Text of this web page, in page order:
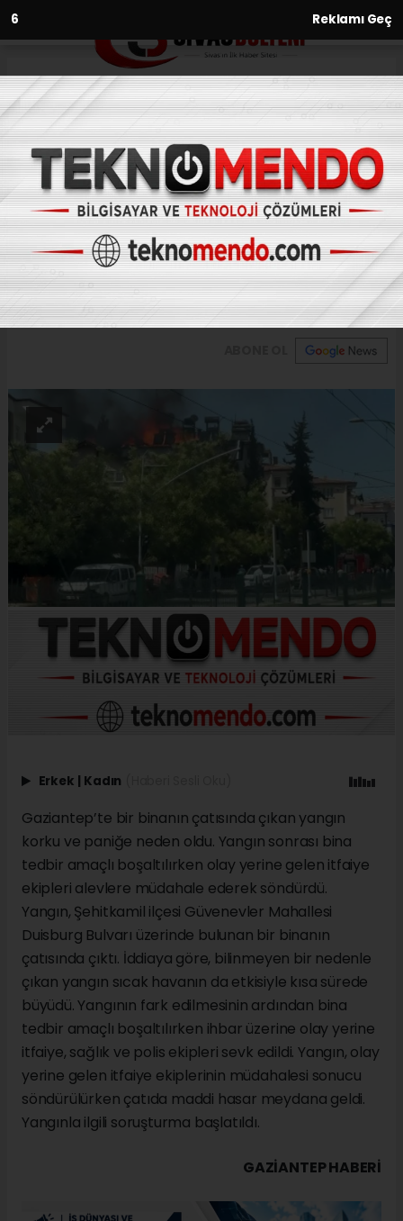
5 Reklamı Geç
Anasayfa Asayiş
Çatı yangını korku ve paniğe
neden oldu
ASAYIŞ
(İHA) - İhlas Haber Ajansı | 31.07.2024 - 16:33, Güncelleme: 31.07.2024
- 16:12
Çatı yangını korku ve paniğe neden oldu
Erkek | Kadın
Gaziantep’te bir binanın çatısında çıkan yangın
korku ve paniğe neden oldu. Yangın sonrası bina
tedbir amaçlı boşaltılırken olay yerine gelen itfaiye
ekipleri alevlere müdahale ederek söndürdü.
Yangın, Şehitkamil ilçesi Güvenevler Mahallesi
Duisburg Bulvarı üzerinde bulunan bir binanın
çatısında çıktı. İddiaya göre, bilinmeyen bir nedenle
çıkan yangın sıcak havanın da etkisiyle kısa sürede
büyüdü. Yangının fark edilmesinin ardından bina
tedbir amaçlı boşaltılırken ihbar üzerine olay yerine
itfaiye, sağlık ve polis ekipleri sevk edildi. Yangın, olay
yerine gelen itfaiye ekiplerinin müdahalesi sonucu
söndürülürken çatıda maddi hasar meydana geldi.
Yangınla ilgili soruşturma başlatıldı.
GAZIANTEP HABERİ